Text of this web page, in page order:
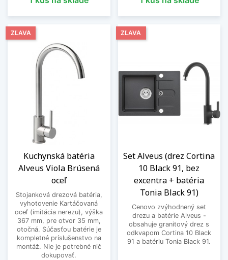
Kuchynská batéria
Alveus Viola Brúsená
oceľ
Stojanková drezová batéria,
vyhotovenie Kartáčovaná
oceľ (imitácia nerezu), výška
367 mm, pre otvor 35 mm,
otočná. Súčasťou batérie je
kompletné príslušenstvo na
montáž. Nie je potrebné nič
dokupovať.
ZĽAVA
Set Alveus (drez Cortina
10 Black 91, bez
excentra + batéria
Tonia Black 91)
Cenovo zvýhodnený set
drezu a batérie Alveus -
obsahuje granitový drez s
odkvapom Cortina 10 Black
91 a batériu Tonia Black 91.
ZĽAVA